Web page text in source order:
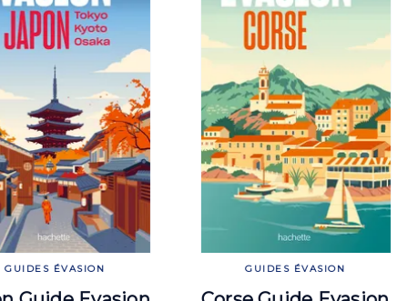
GUIDES ÉVASION GUIDES ÉVASION